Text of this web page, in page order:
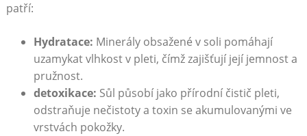
patří:
Hydratace: Minerály obsažené ⁣v soli pomáhají⁣
uzamykat⁤ vlhkost v pleti,‍ čímž zajišťují ​její jemnost a⁤
pružnost.
detoxikace: Sůl⁢ působí jako přírodní čistič pleti,
odstraňuje ⁣nečistoty ‍a toxin se akumulovanými ve
vrstvách pokožky.